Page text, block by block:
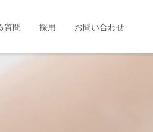
質問 採用 お問い合わせ